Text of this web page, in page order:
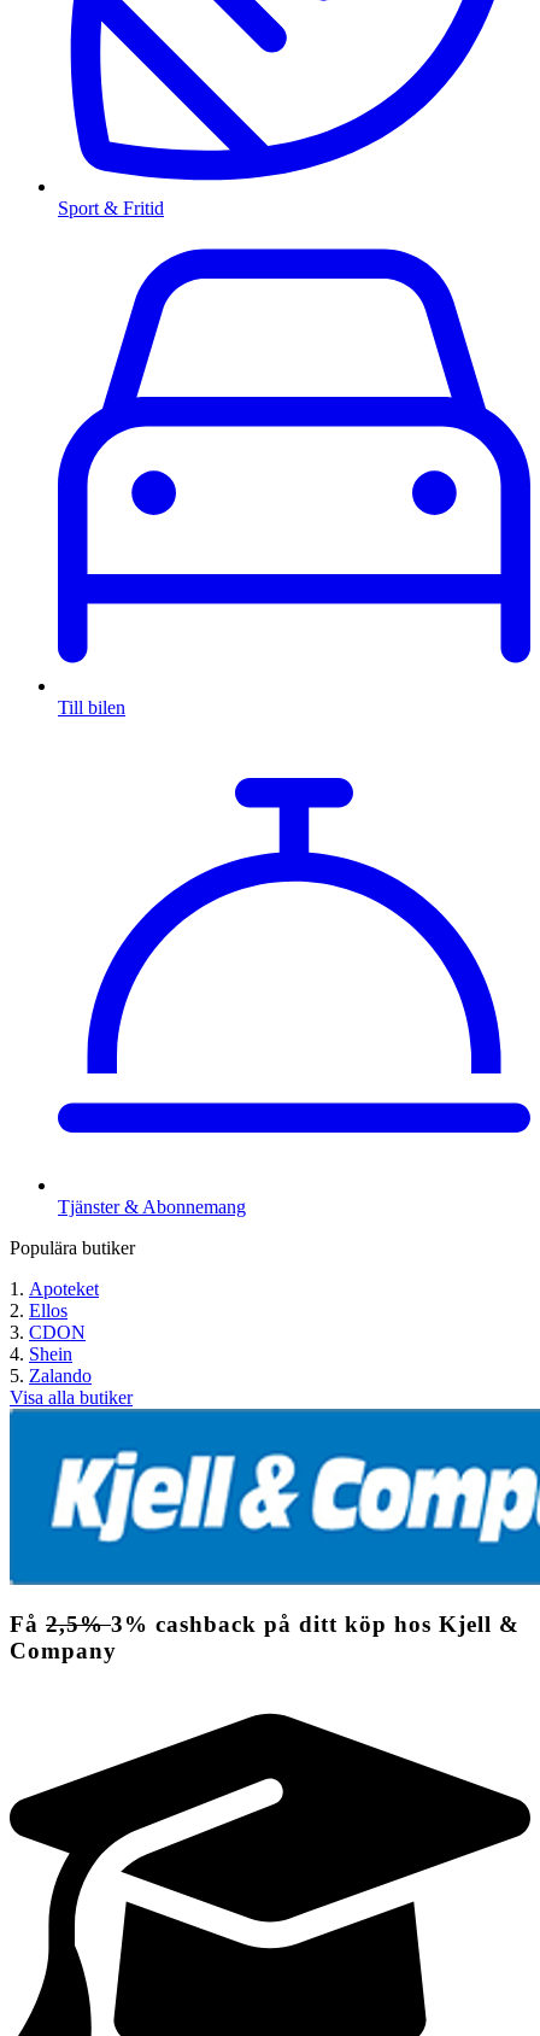
Sport & Fritid
Till bilen
Tjänster & Abonnemang
Populära butiker
Apoteket
Ellos
CDON
Shein
Zalando
Visa alla butiker
Få 2,5%3% cashback på ditt köp hos Kjell &
Company